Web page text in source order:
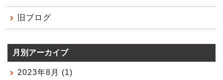
旧ブログ
月別アーカイブ
2023年8月 (1)